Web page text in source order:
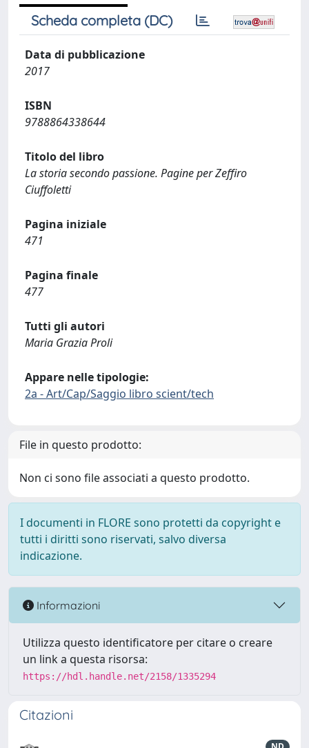
Scheda completa (DC)
Data di pubblicazione
2017
ISBN
9788864338644
Titolo del libro
La storia secondo passione. Pagine per Zeffiro
Ciuffoletti
Pagina iniziale
471
Pagina finale
477
Tutti gli autori
Maria Grazia Proli
Appare nelle tipologie:
2a - Art/Cap/Saggio libro scient/tech
File in questo prodotto:
Non ci sono file associati a questo prodotto.
I documenti in FLORE sono protetti da copyright e
tutti i diritti sono riservati, salvo diversa
indicazione.
Informazioni
Utilizza questo identificatore per citare o creare
un link a questa risorsa:
https://hdl.handle.net/2158/1335294
Citazioni